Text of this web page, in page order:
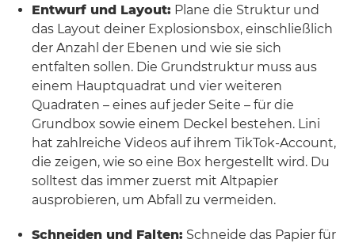
Entwurf und Layout: Plane die Struktur und
das Layout deiner Explosionsbox, einschließlich
der Anzahl der Ebenen und wie sie sich
entfalten sollen. Die Grundstruktur muss aus
einem Hauptquadrat und vier weiteren
Quadraten – eines auf jeder Seite – für die
Grundbox sowie einem Deckel bestehen. Lini
hat zahlreiche Videos auf ihrem TikTok-Account,
die zeigen, wie so eine Box hergestellt wird. Du
solltest das immer zuerst mit Altpapier
ausprobieren, um Abfall zu vermeiden.
Schneiden und Falten: Schneide das Papier für